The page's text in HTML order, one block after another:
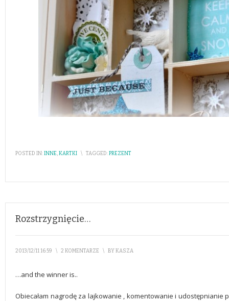
POSTED IN:INNE,KARTKI \ TAGGED:PREZENT
Rozstrzygnięcie…
2013/12/11 16:59 \ 2 KOMENTARZE \ BYKASZA
…and the winner is..
Obiecałam nagrodę za lajkowanie , komentowanie i udostępnianie